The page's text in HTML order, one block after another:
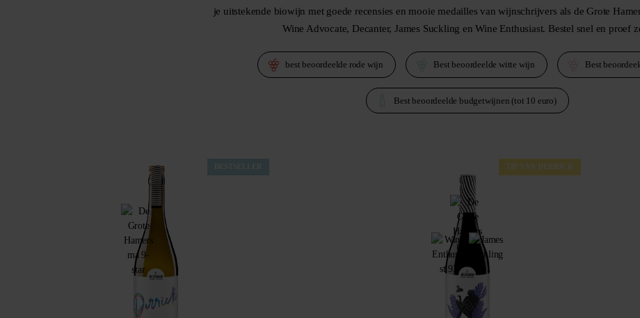
je uitstekende biowijn met goede recensies en mooie medailles van wijnschrijvers als de Grote
Wine Advocate, Decanter, James Suckling en Wine Enthusiast. Bestel snel en proef
best beoordeelde rode wijn Best beoordeelde witte wijn Best
Best beoordeelde budgetwijnen (tot 10 euro)
TIP VAN DERRICK